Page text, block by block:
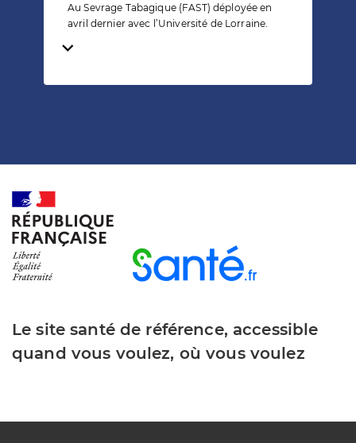
Au Sevrage Tabagique (FAST) déployée en
avril dernier avec l’Université de Lorraine.
Temps de lecture
Le site santé de référence, accessible
quand vous voulez, où vous voulez